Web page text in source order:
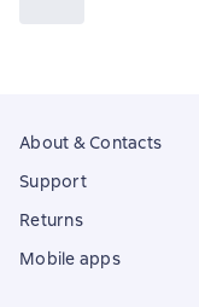
About & Contacts
Support
Returns
Mobile apps